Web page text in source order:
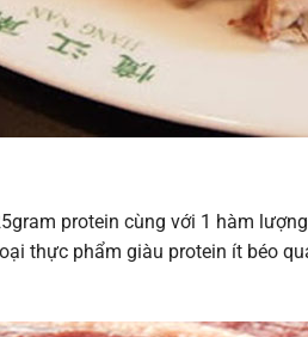
protein cùng với 1 hàm
thực phẩm giàu protein ít béo